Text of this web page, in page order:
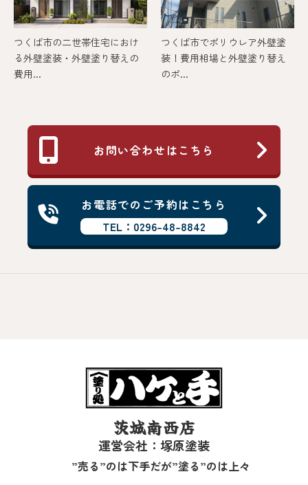
つくば市の二世帯住宅におけ
る外壁塗装・外壁塗り替えの
費用...
つくば市でポリウレア外壁塗
装！費用相場と外壁塗り替え
のポ...
お問い合わせはこちら
お電話でのご予約はこちら
TEL：0296-48-8842
茨城南西店
運営会社：塚原塗装
”売る”のは下手だが”塗る”のは上々